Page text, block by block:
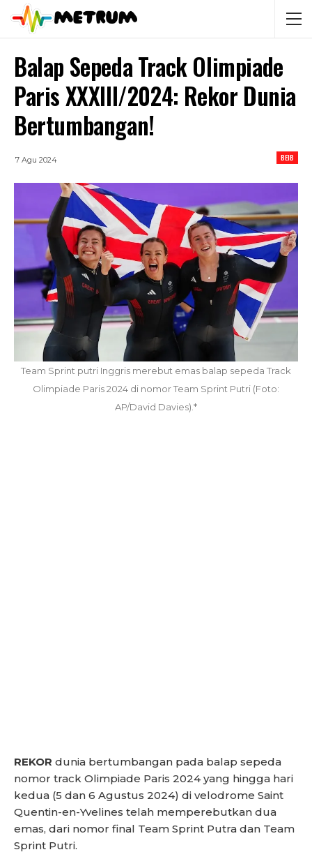
Balap Sepeda Track Olimpiade
Paris XXXIII/2024: Rekor Dunia
Bertumbangan!
BEIB
7 Agu 2024
Team Sprint putri Inggris merebut emas balap sepeda Track
Olimpiade Paris 2024 di nomor Team Sprint Putri (Foto:
AP/David Davies).*
REKOR dunia bertumbangan pada balap sepeda
nomor track Olimpiade Paris 2024 yang hingga hari
kedua (5 dan 6 Agustus 2024) di velodrome Saint
Quentin-en-Yvelines telah memperebutkan dua
emas, dari nomor final Team Sprint Putra dan Team
Sprint Putri.